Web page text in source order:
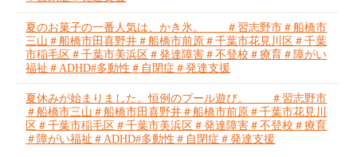
夏のお菓子の一番人気は、かき氷。 ＃習志野市＃船橋市
三山＃船橋市田喜野井＃船橋市前原＃千葉市花見川区＃千葉
市稲毛区＃千葉市美浜区＃発達障害＃不登校＃療育＃障がい
福祉＃ADHD#多動性＃自閉症＃発達支援
夏休みが始まりました。恒例のプール遊び。 ＃習志野市
＃船橋市三山＃船橋市田喜野井＃船橋市前原＃千葉市花見川
区＃千葉市稲毛区＃千葉市美浜区＃発達障害＃不登校＃療育
＃障がい福祉＃ADHD#多動性＃自閉症＃発達支援